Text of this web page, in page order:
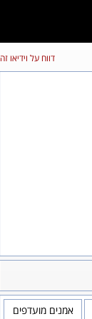
דווח על וידיאו זה
אמנים מועדפים